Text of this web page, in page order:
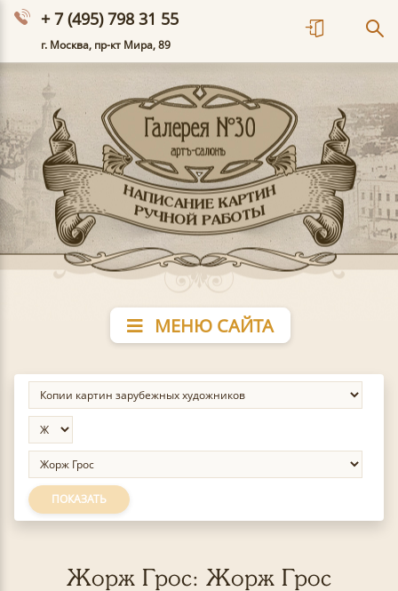
+ 7 (495) 798 31 55
г. Москва, пр-кт Мира, 89
МЕНЮ САЙТА
ПОКАЗАТЬ
Жорж Грос: Жорж Грос